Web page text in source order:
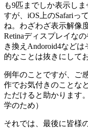
も9匹までしか表示し
すが、iOS上のSafariっ
ね。わざわざ表示解像
Retinaディスプレイな
き換えAndoroid4など
的なことは抜きにして
例年のことですが、ご
作でお気付きのことな
ただけると助かります
学のため）
それでは、最後に皆様